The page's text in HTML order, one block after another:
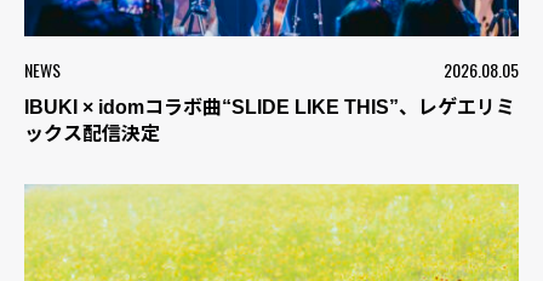
NEWS 2026.08.05
IBUKI × idomコラボ曲“SLIDE LIKE THIS”、レゲエリミ
ックス配信決定